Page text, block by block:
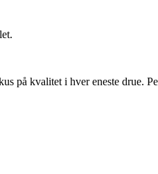
på kvalitet i hver eneste drue.